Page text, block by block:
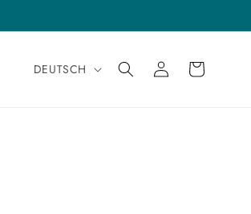
Sprache
DEUTSCH EinloggenWarenkorb